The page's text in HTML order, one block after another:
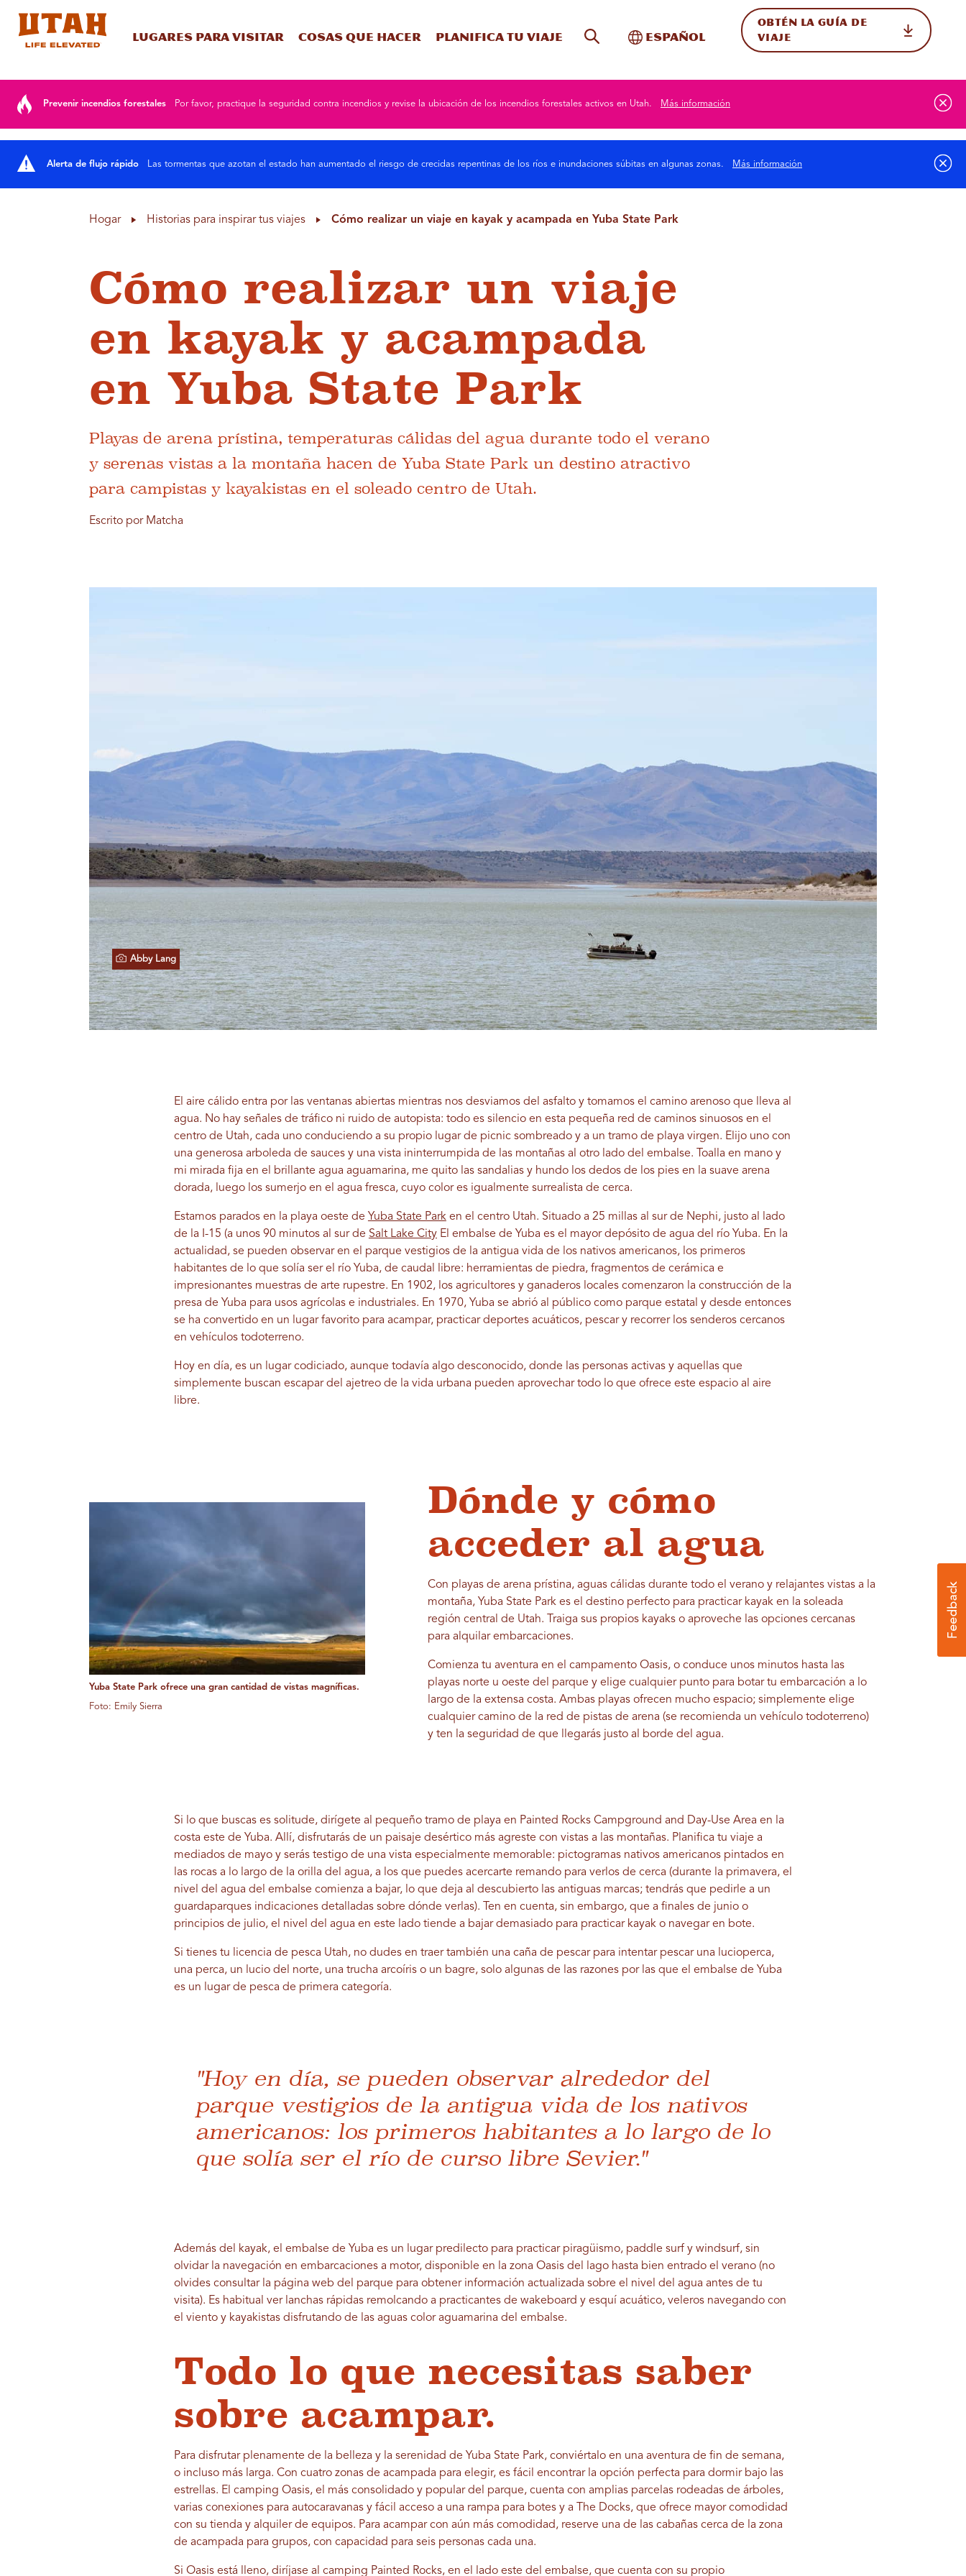
Lugares para visitar Cosas que hacer Planifica tu viaje Búsqueda en el sitio
Alternar Internacional
Español
OBTÉN LA GUÍA DE
VIAJE
Prevenir incendios forestales Por favor, practique la seguridad contra incendios y revise la ubicación de los incendios forestales activos en Utah. Más información
Alerta de flujo rápido Las tormentas que azotan el estado han aumentado el riesgo de crecidas repentinas de los ríos e inundaciones súbitas en algunas zonas. Más información
Hogar Historias para inspirar tus viajes Cómo realizar un viaje en kayak y acampada en Yuba State Park
Cómo realizar un viaje
en kayak y acampada
en Yuba State Park
Playas de arena prístina, temperaturas cálidas del agua durante todo el verano
y serenas vistas a la montaña hacen de Yuba State Park un destino atractivo
para campistas y kayakistas en el soleado centro de Utah.
Escrito por Matcha
Abby Lang
El aire cálido entra por las ventanas abiertas mientras nos desviamos del asfalto y tomamos el camino arenoso que lleva al
agua. No hay señales de tráfico ni ruido de autopista: todo es silencio en esta pequeña red de caminos sinuosos en el
centro de Utah, cada uno conduciendo a su propio lugar de picnic sombreado y a un tramo de playa virgen. Elijo uno con
una generosa arboleda de sauces y una vista ininterrumpida de las montañas al otro lado del embalse. Toalla en mano y
mi mirada fija en el brillante agua aguamarina, me quito las sandalias y hundo los dedos de los pies en la suave arena
dorada, luego los sumerjo en el agua fresca, cuyo color es igualmente surrealista de cerca.
Estamos parados en la playa oeste de Yuba State Parken el centro Utah. Situado a 25 millas al sur de Nephi, justo al lado
de la I-15 (a unos 90 minutos al sur de Salt Lake CityEl embalse de Yuba es el mayor depósito de agua del río Yuba. En la
actualidad, se pueden observar en el parque vestigios de la antigua vida de los nativos americanos, los primeros
habitantes de lo que solía ser el río Yuba, de caudal libre: herramientas de piedra, fragmentos de cerámica e
impresionantes muestras de arte rupestre. En 1902, los agricultores y ganaderos locales comenzaron la construcción de la
presa de Yuba para usos agrícolas e industriales. En 1970, Yuba se abrió al público como parque estatal y desde entonces
se ha convertido en un lugar favorito para acampar, practicar deportes acuáticos, pescar y recorrer los senderos cercanos
en vehículos todoterreno.
Hoy en día, es un lugar codiciado, aunque todavía algo desconocido, donde las personas activas y aquellas que
simplemente buscan escapar del ajetreo de la vida urbana pueden aprovechar todo lo que ofrece este espacio al aire
libre.
Yuba State Park ofrece una gran cantidad de vistas magníficas.
Foto: Emily Sierra
Dónde y cómo
acceder al agua
Con playas de arena prístina, aguas cálidas durante todo el verano y relajantes vistas a la
montaña, Yuba State Park es el destino perfecto para practicar kayak en la soleada
región central de Utah. Traiga sus propios kayaks o aproveche las opciones cercanas
para alquilar embarcaciones.
Comienza tu aventura en el campamento Oasis, o conduce unos minutos hasta las
playas norte u oeste del parque y elige cualquier punto para botar tu embarcación a lo
largo de la extensa costa. Ambas playas ofrecen mucho espacio; simplemente elige
cualquier camino de la red de pistas de arena (se recomienda un vehículo todoterreno)
y ten la seguridad de que llegarás justo al borde del agua.
Si lo que buscas es solitude, dirígete al pequeño tramo de playa en Painted Rocks Campground and Day-Use Area en la
costa este de Yuba. Allí, disfrutarás de un paisaje desértico más agreste con vistas a las montañas. Planifica tu viaje a
mediados de mayo y serás testigo de una vista especialmente memorable: pictogramas nativos americanos pintados en
las rocas a lo largo de la orilla del agua, a los que puedes acercarte remando para verlos de cerca (durante la primavera, el
nivel del agua del embalse comienza a bajar, lo que deja al descubierto las antiguas marcas; tendrás que pedirle a un
guardaparques indicaciones detalladas sobre dónde verlas). Ten en cuenta, sin embargo, que a finales de junio o
principios de julio, el nivel del agua en este lado tiende a bajar demasiado para practicar kayak o navegar en bote.
Si tienes tu licencia de pesca Utah, no dudes en traer también una caña de pescar para intentar pescar una lucioperca,
una perca, un lucio del norte, una trucha arcoíris o un bagre, solo algunas de las razones por las que el embalse de Yuba
es un lugar de pesca de primera categoría.
"Hoy en día, se pueden observar alrededor del
parque vestigios de la antigua vida de los nativos
americanos: los primeros habitantes a lo largo de lo
que solía ser el río de curso libre Sevier."
Además del kayak, el embalse de Yuba es un lugar predilecto para practicar piragüismo, paddle surf y windsurf, sin
olvidar la navegación en embarcaciones a motor, disponible en la zona Oasis del lago hasta bien entrado el verano (no
olvides consultar la página web del parque para obtener información actualizada sobre el nivel del agua antes de tu
visita). Es habitual ver lanchas rápidas remolcando a practicantes de wakeboard y esquí acuático, veleros navegando con
el viento y kayakistas disfrutando de las aguas color aguamarina del embalse.
Todo lo que necesitas saber
sobre acampar.
Para disfrutar plenamente de la belleza y la serenidad de Yuba State Park, conviértalo en una aventura de fin de semana,
o incluso más larga. Con cuatro zonas de acampada para elegir, es fácil encontrar la opción perfecta para dormir bajo las
estrellas. El camping Oasis, el más consolidado y popular del parque, cuenta con amplias parcelas rodeadas de árboles,
varias conexiones para autocaravanas y fácil acceso a una rampa para botes y a The Docks, que ofrece mayor comodidad
con su tienda y alquiler de equipos. Para acampar con aún más comodidad, reserve una de las cabañas cerca de la zona
de acampada para grupos, con capacidad para seis personas cada una.
Si Oasis está lleno, diríjase al camping Painted Rocks, en el lado este del embalse, que cuenta con su propio